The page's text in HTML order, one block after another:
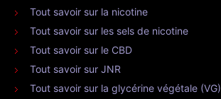
Tout savoir sur la nicotine
Tout savoir sur les sels de nicotine
Tout savoir sur le CBD
Tout savoir sur JNR
Tout savoir sur la glycérine végétale (VG)